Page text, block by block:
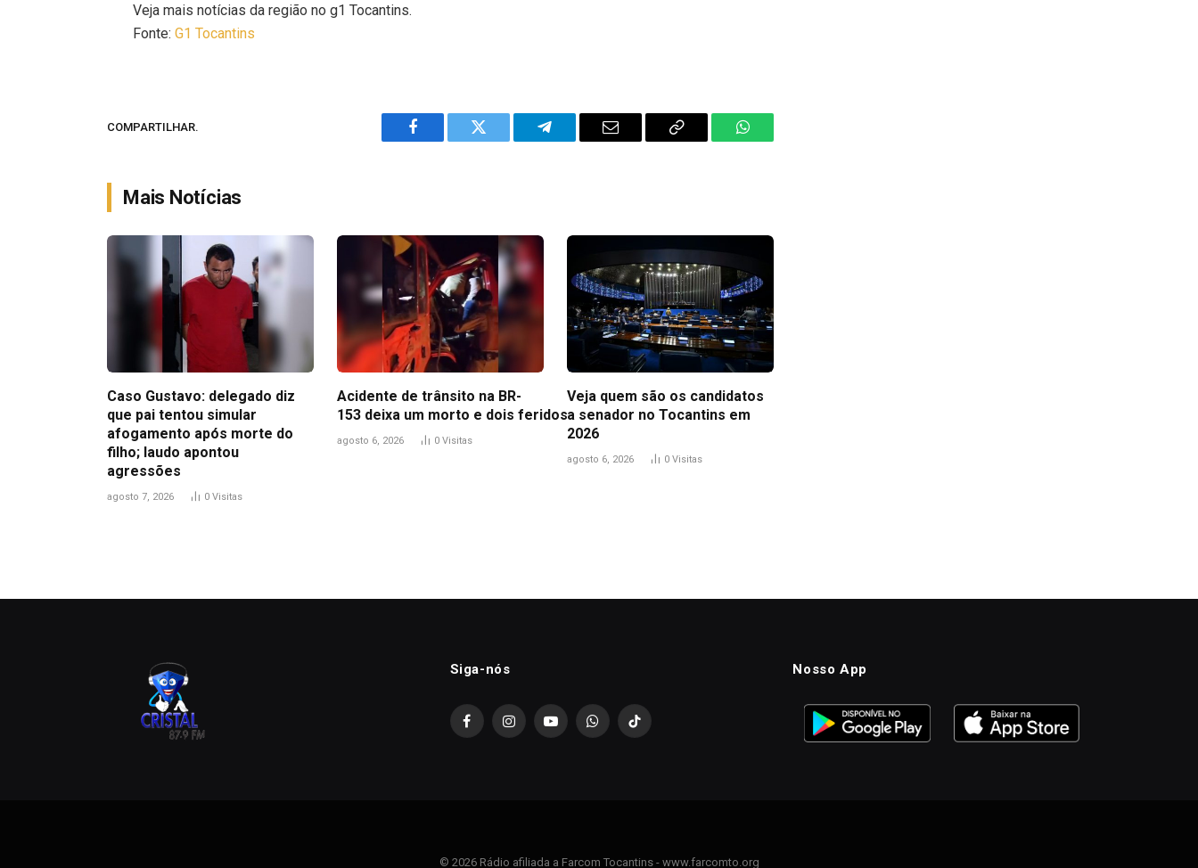
Veja mais notícias da região no g1 Tocantins.
Fonte:G1 Tocantins
COMPARTILHAR.
Facebook Twitter Telegram Email
Copy
WhatsApp
Mais Notícias
Caso Gustavo: delegado diz
que pai tentou simular
afogamento após morte do
filho; laudo apontou
agressões
agosto 7, 2026 0 Visitas
Acidente de trânsito na BR-
153 deixa um morto e dois feridos
agosto 6, 2026 0 Visitas
Veja quem são os candidatos
a senador no Tocantins em
2026
agosto 6, 2026 0 Visitas
Siga-nós
FacebookInstagramYouTubeWhatsAppTikTok
Nosso App
© 2026 Rádio afiliada a Farcom Tocantins - www.farcomto.org